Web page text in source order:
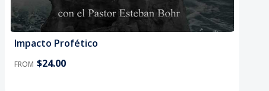
Impacto Profético
FROM $24.00